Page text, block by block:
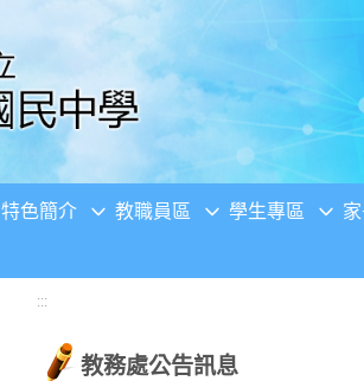
特色簡介 教職員區 學生專區
:::
教務處公告訊息